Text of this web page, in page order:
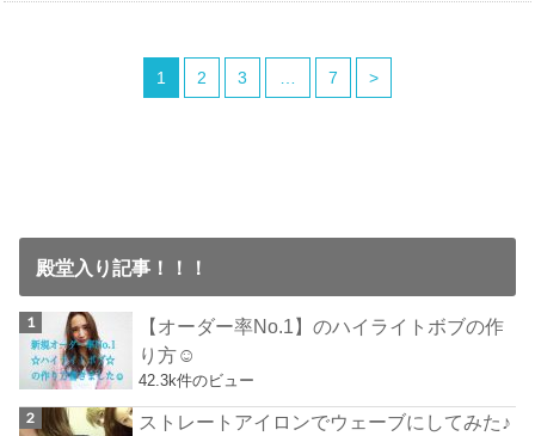
1 2 3 7 >
殿堂入り記事！！！
【オーダー率No.1】のハイライトボブの作
り方☺︎
42.3k件のビュー
ストレートアイロンでウェーブにしてみた♪